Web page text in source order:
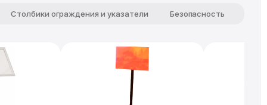
Столбики ограждения и указатели Безопасность